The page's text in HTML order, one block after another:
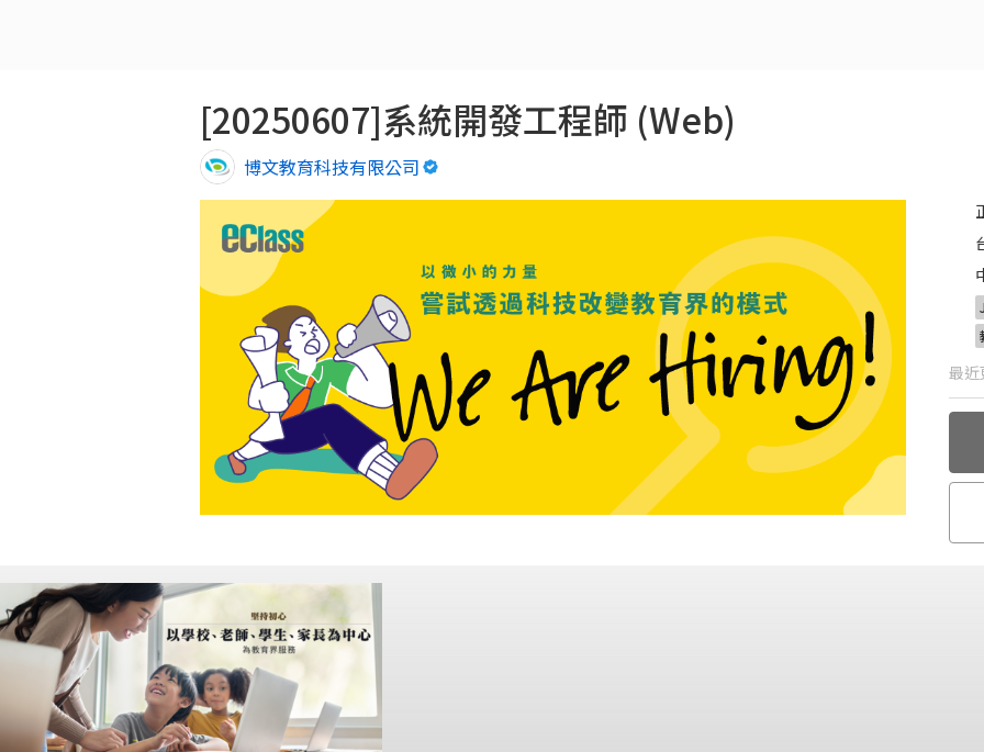
[20250607]系統開發工程師 (Web)
博文教育科技有限公司
最